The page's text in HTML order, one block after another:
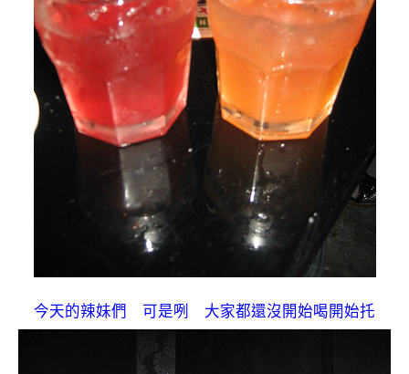
今天的辣妹們 可是咧 大家都還沒開始喝開始托